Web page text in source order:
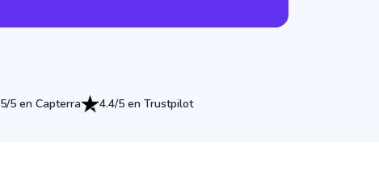
5/5 en Capterra 4.4/5 en Trustpilot